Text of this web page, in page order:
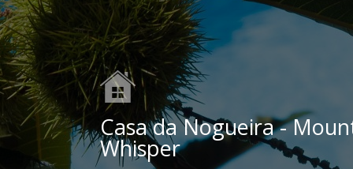
Casa da Nogueira -
Whisper